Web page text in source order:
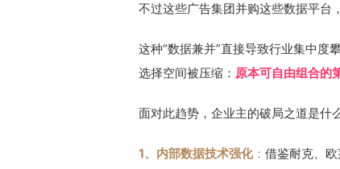
不过这些广告集团并购这些数据平台
这种“数据兼并”直接导致行业集中度
选择空间被压缩： 原本可自由组合的
面对此趋势，企业主的破局之道是什
1、内部数据技术强化： 借鉴耐克、